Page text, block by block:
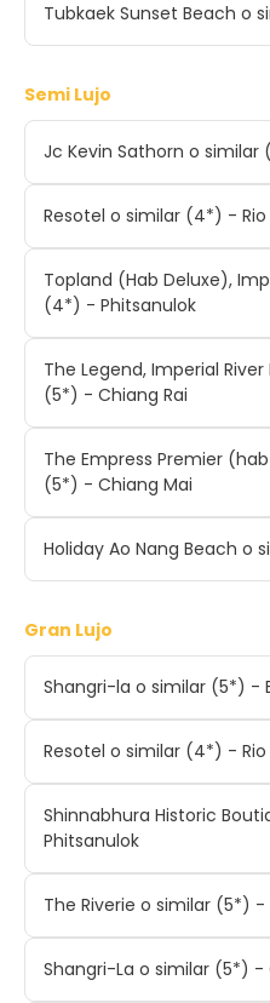
Tubkaek Sunset Beach o
Semi Lujo
Jc Kevin Sathorn o similar
Resotel o similar (4*) - Rio
Topland (Hab Deluxe),
(4*) - Phitsanulok
The Legend, Imperial
(5*) - Chiang Rai
The Empress Premier
(5*) - Chiang Mai
Holiday Ao Nang Beach o
Gran Lujo
Shangri-la o similar (5*) -
Resotel o similar (4*) - Rio
Shinnabhura Historic
Phitsanulok
The Riverie o similar (5*) -
Shangri-La o similar (5*) -